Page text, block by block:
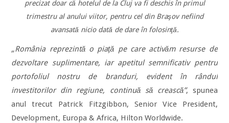
precizat doar că hotelul de la Cluj va fi deschis în primul
trimestru al anului viitor, pentru cel din Braşov nefiind
avansată nicio dată de dare în folosinţă.
„România reprezintă o piaţă pe care activăm resurse de
dezvoltare suplimentare, iar apetitul semnificativ pentru
portofoliul nostru de branduri, evident în rândul
investitorilor din regiune, continuă să crească”, spunea
anul trecut Patrick Fitzgibbon, Senior Vice President,
Development, Europa & Africa, Hilton Worldwide.